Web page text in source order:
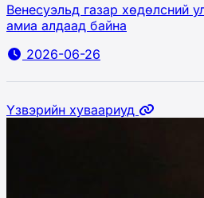
Венесуэльд газар хөдөлсний
амиа алдаад байна
2026-06-26
Үзвэрийн хуваариуд